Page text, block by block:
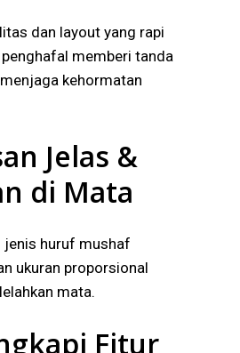
dan layout yang rapi
memberi tanda
kehormatan
Jelas &
di Mata
jenis huruf mushaf
ukuran proporsional
mata.
Fitur